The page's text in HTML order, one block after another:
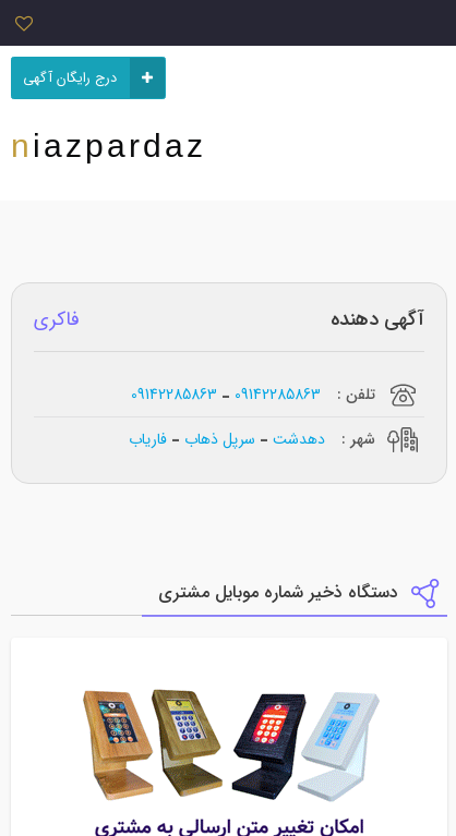
درج رایگان آگهی
niazpardaz
آگهی دهنده فاکری
تلفن : 09142285863
09142285863
شهر :
دهدشت سرپل ذهاب فاریاب
دستگاه ذخیر شماره موبایل مشتری